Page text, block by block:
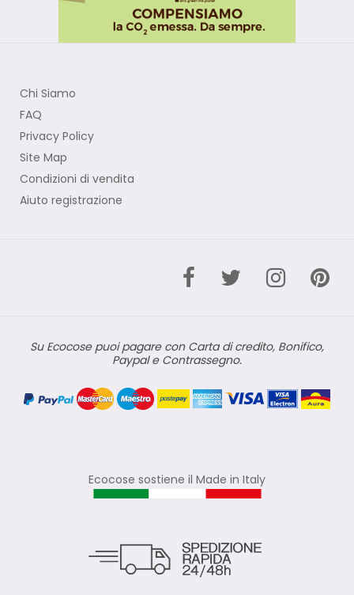
Chi Siamo
FAQ
Privacy Policy
Site Map
Condizioni di vendita
Aiuto registrazione
Su Ecocose puoi pagare con Carta di credito, Bonifico,
Paypal e Contrassegno.
Ecocose sostiene il Made in Italy